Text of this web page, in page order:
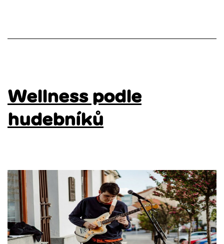
Wellness podle
hudebníků